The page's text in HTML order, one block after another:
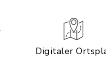
Digitaler